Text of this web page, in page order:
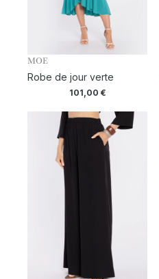
MOE
Robe de jour verte
101,00 €